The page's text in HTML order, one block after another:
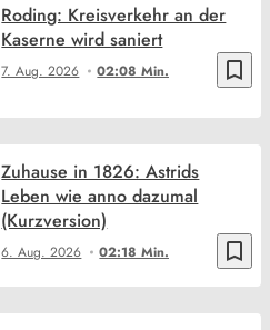
bookmark_border
7. Aug. 2026 02:08 Min.
Roding: Kreisverkehr an der
Kaserne wird saniert
bookmark_border
6. Aug. 2026 02:18 Min.
Zuhause in 1826: Astrids
Leben wie anno dazumal
(Kurzversion)